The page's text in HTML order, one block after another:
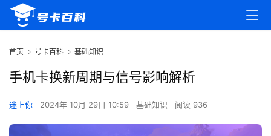
首页 号卡百科 基础知识
手机卡换新周期与信号影响解析
迷上你 2024年 10月 29日 10:59 基础知识 阅读 936